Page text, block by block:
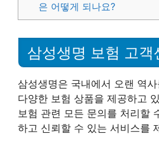
은 어떻게 되나요?
삼성생명 보험 고객
삼성생명은 국내에서 오랜 역
다양한 보험 상품을 제공하고
보험 관련 모든 문의를 처리할
하고 신뢰할 수 있는 서비스를